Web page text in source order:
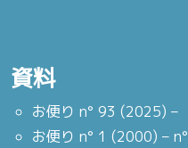
資料
お便り n° 93 (2025) –
お便り n° 1 (2000) – n°